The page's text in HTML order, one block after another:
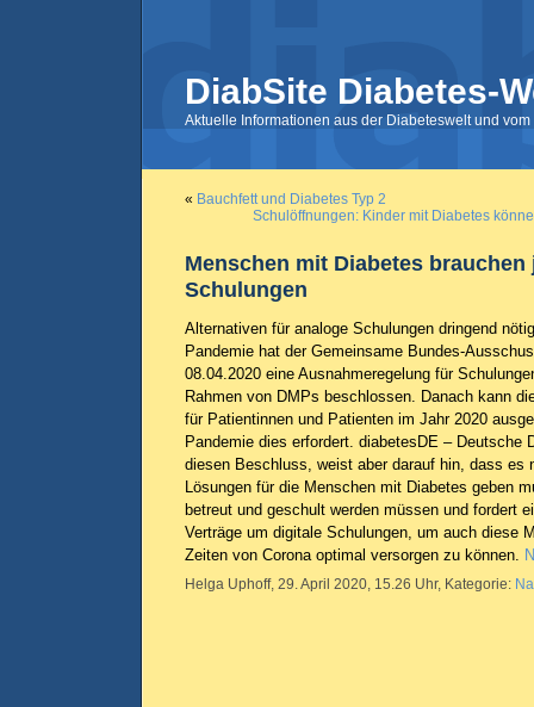
DiabSite Diabetes-
Aktuelle Informationen aus der Diabeteswelt und
« Bauchfett und Diabetes Typ 2
Schulöffnungen: Kinder mit Diabetes
Menschen mit Diabetes
Schulungen
Alternativen für analoge Schulungen dringend
Pandemie hat der Gemeinsame Bundes-
08.04.2020 eine Ausnahmeregelung für
Rahmen von DMPs beschlossen. Danach kann
für Patientinnen und Patienten im Jahr 2020
Pandemie dies erfordert. diabetesDE – Deutsche
diesen Beschluss, weist aber darauf hin, dass es
Lösungen für die Menschen mit Diabetes geben
betreut und geschult werden müssen und fordert
Verträge um digitale Schulungen, um auch diese
Zeiten von Corona optimal versorgen zu können.
Helga Uphoff, 29. April 2020, 15.26 Uhr, Kategorie: